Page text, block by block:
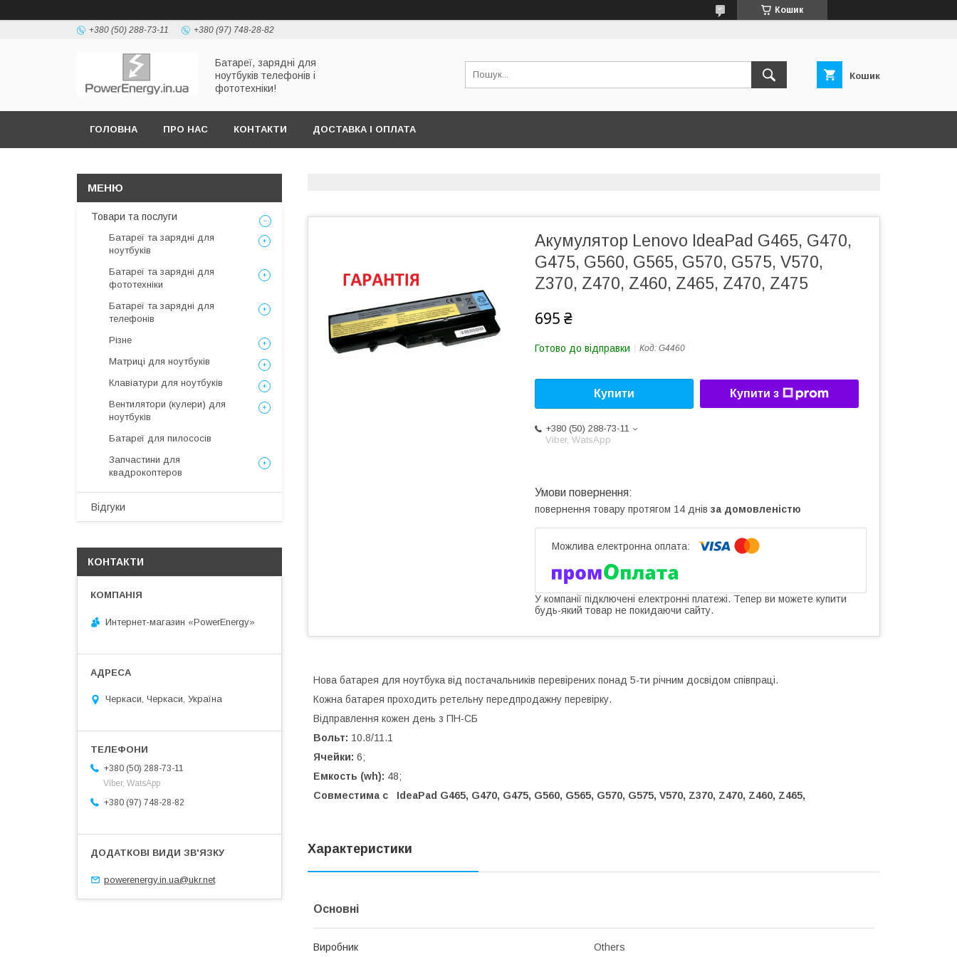
Кошик
+380 (50) 288-73-11 +380 (97) 748-28-82
Батареї, зарядні для
ноутбуків телефонів і
фототехніки!
Кошик
ГОЛОВНА ПРО НАС КОНТАКТИ ДОСТАВКА І ОПЛАТА
Акумулятор Lenovo IdeaPad G465, G470,
G475, G560, G565, G570, G575, V570,
Z370, Z470, Z460, Z465, Z470, Z475
695 ₴
Готово до відправки Код: G4460
Купити Купити з
+380 (50) 288-73-11
Viber, WatsApp
повернення товару протягом 14 днів за домовленістю
У компанії підключені електронні платежі. Тепер ви можете купити
будь-який товар не покидаючи сайту.
Нова батарея для ноутбука від постачальників перевірених понад 5-ти річним досвідом співпраці.
Кожна батарея проходить ретельну передпродажну перевірку.
Відправлення кожен день з ПН-СБ
Вольт: 10.8/11.1
Ячейки: 6;
Емкость (wh): 48;
Совместима с IdeaPad G465, G470, G475, G560, G565, G570, G575, V570, Z370, Z470, Z460, Z465,
Характеристики
Основні
Виробник Others
Товари та послуги
Батареї та зарядні для
ноутбуків
Батареї та зарядні для
фототехніки
Батареї та зарядні для
телефонів
Різне
Матриці для ноутбуків
Клавіатури для ноутбуків
Вентилятори (кулери) для
ноутбуків
Батареї для пилососів
Запчастини для
квадрокоптеров
Відгуки
КОНТАКТИ
Интернет-магазин «PowerEnergy»
Черкаси, Черкаси, Україна
+380 (50) 288-73-11
Viber, WatsApp
+380 (97) 748-28-82
powerenergy.in.ua@ukr.net